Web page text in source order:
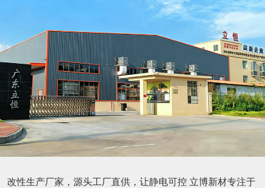
改性生产厂家，源头工厂直供，让静电可控 立博新材专注于